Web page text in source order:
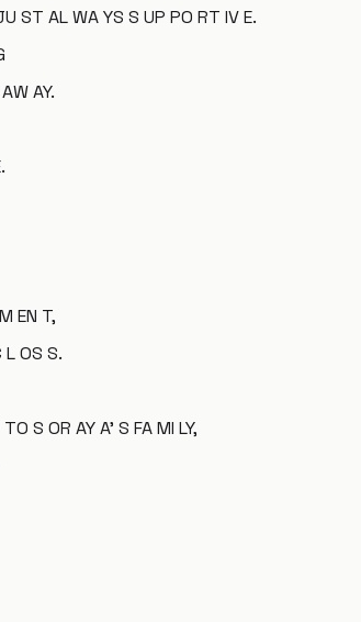
ST AL WA YS S UP PO RT IV E.
AY.
EN T,
L OS S.
S OR AY A' S FA MI LY,